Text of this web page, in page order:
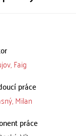
Faig
práce
Milan
práce